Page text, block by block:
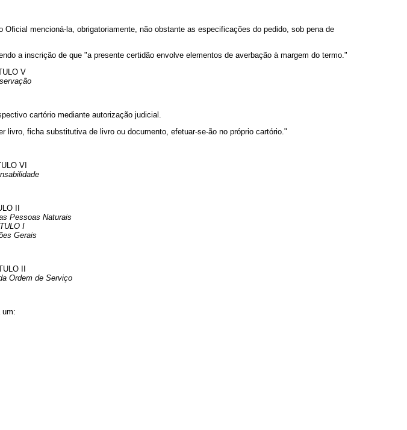
mencioná-la, obrigatoriamente, não obstante as especificações do pedido, sob pena de
a inscrição de que "a presente certidão envolve elementos de averbação à margem do termo."
V
cartório mediante autorização judicial.
ficha substitutiva de livro ou documento, efetuar-se-ão no próprio cartório."
VI
II
Pessoas Naturais
I
Gerais
II
Ordem de Serviço
um: